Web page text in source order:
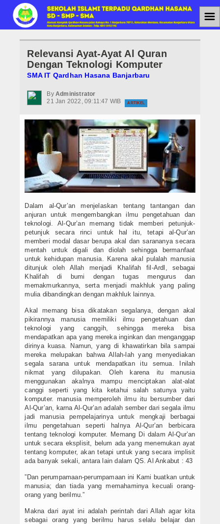
Home
Jenjang Pendidikan
SMPIT
SDIT
Berita
Agenda
PPDB
PPDB SMAIT
PPDB SMPIT
PPDB SDIT
Foto & Video
Album Foto
Koleksi Video
Download
Hubungi Kami
Struktur Yayasan
Sejarah Yayasan
Index Berita
Artikel
☰
Relevansi Ayat-Ayat Al Quran
Dengan Teknologi Komputer
SMA IT Qardhan Hasana Banjarbaru
By Administrator
21 Jan 2022, 09:11:47 WIB
ARTIKEL
Dalam al-Qur’an menjelaskan tentang tantangan dan
anjuran untuk mengembangkan ilmu pengetahuan dan
teknologi. Al-Qur’an memang tidak memberi petunjuk-
petunjuk secara rinci untuk hal itu, tetapi al-Qur’an
memberi modal dasar berupa akal dan sarananya secara
mentah untuk digali dan diolah sehingga bermanfaat
untuk kehidupan manusia. Karena akal pulalah manusia
ditunjuk oleh Allah menjadi Khalifah fil-Ardl, sebagai
Khalifah di bumi dengan tugas mengurus dan
memakmurkannya, serta menjadi makhluk yang paling
mulia dibandingkan dengan makhluk lainnya.
Akal memang bisa dikatakan segalanya, dengan akal
pikirannya manusia memiliki ilmu pengetahuan dan
teknologi yang canggih, sehingga mereka bisa
mendapatkan apa yang mereka inginkan dan menganggap
dirinya kuasa. Namun, yang di khawatirkan bila sampai
mereka melupakan bahwa Allah-lah yang menyediakan
segala sarana untuk mendapatkan itu semua. Inilah
nikmat yang dilupakan. Oleh karena itu manusia
menggunakan akalnya mampu menciptakan alat-alat
canggi seperti yang kita ketahui salah satunya yaitu
komputer. manusia memperoleh ilmu itu bersumber dari
Al-Qur’an, karna Al-Qur’an adalah sember dari segala ilmu
jadi manusia pempelajarinya untuk mengkaji berbagai
ilmu pengetahuan seperti halnya Al-Qur’an berbicara
tentang teknologi komputer. Memang Di dalam Al-Qur’an
untuk secara eksplisit, belum ada yang menemukan ayat
tentang komputer, akan tetapi untuk yang secara implisit
ada banyak sekali, antara lain dalam QS. Al Ankabut : 43
”Dan perumpamaan-perumpamaan ini Kami buatkan untuk
manusia; dan tiada yang memahaminya kecuali orang-
orang yang berilmu.”
Makna dari ayat ini adalah perintah dari Allah agar kita
sebagai orang yang berilmu harus selalu belajar dan